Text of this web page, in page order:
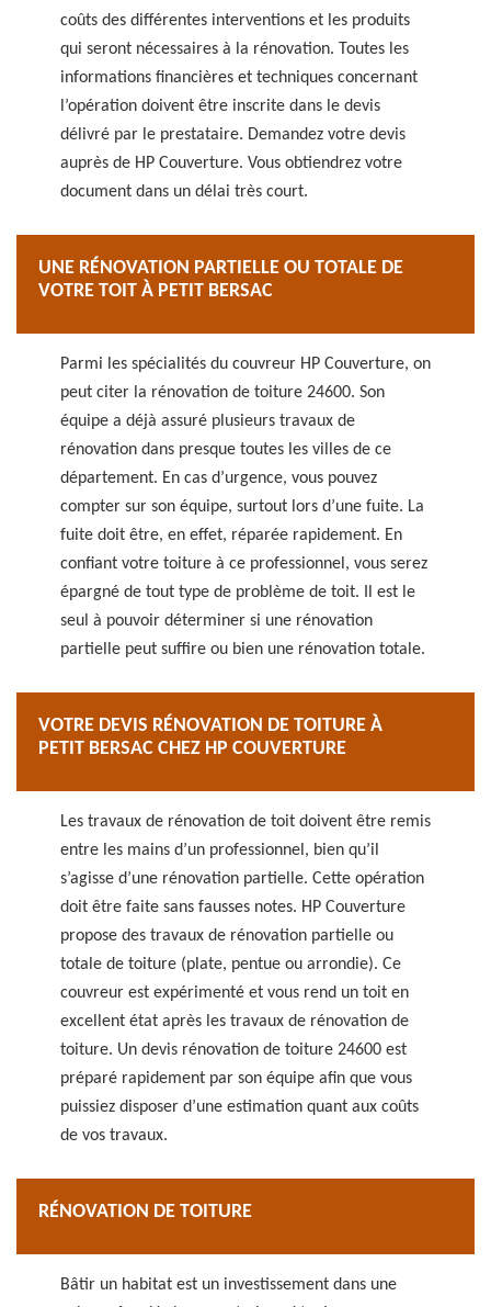
coûts des différentes interventions et les produits
qui seront nécessaires à la rénovation. Toutes les
informations financières et techniques concernant
l’opération doivent être inscrite dans le devis
délivré par le prestataire. Demandez votre devis
auprès de HP Couverture. Vous obtiendrez votre
document dans un délai très court.
UNE RÉNOVATION PARTIELLE OU TOTALE DE
VOTRE TOIT À PETIT BERSAC
Parmi les spécialités du couvreur HP Couverture, on
peut citer la rénovation de toiture 24600. Son
équipe a déjà assuré plusieurs travaux de
rénovation dans presque toutes les villes de ce
département. En cas d’urgence, vous pouvez
compter sur son équipe, surtout lors d’une fuite. La
fuite doit être, en effet, réparée rapidement. En
confiant votre toiture à ce professionnel, vous serez
épargné de tout type de problème de toit. Il est le
seul à pouvoir déterminer si une rénovation
partielle peut suffire ou bien une rénovation totale.
VOTRE DEVIS RÉNOVATION DE TOITURE À
PETIT BERSAC CHEZ HP COUVERTURE
Les travaux de rénovation de toit doivent être remis
entre les mains d’un professionnel, bien qu’il
s’agisse d’une rénovation partielle. Cette opération
doit être faite sans fausses notes. HP Couverture
propose des travaux de rénovation partielle ou
totale de toiture (plate, pentue ou arrondie). Ce
couvreur est expérimenté et vous rend un toit en
excellent état après les travaux de rénovation de
toiture. Un devis rénovation de toiture 24600 est
préparé rapidement par son équipe afin que vous
puissiez disposer d’une estimation quant aux coûts
de vos travaux.
RÉNOVATION DE TOITURE
Bâtir un habitat est un investissement dans une